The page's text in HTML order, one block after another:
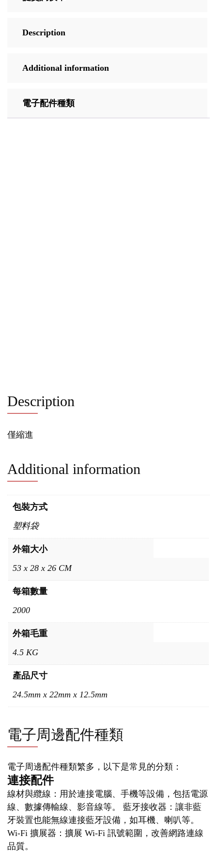
Description
Additional information
電子配件種類
Description
僅縮進
Additional information
包裝方式
塑料袋
外箱大小
53 x 28 x 26 CM
每箱數量
2000
外箱毛重
4.5 KG
產品尺寸
24.5mm x 22mm x 12.5mm
電子周邊配件種類
電子周邊配件種類繁多，以下是常見的分類：
連接配件
線材與纜線：用於連接電腦、手機等設備，包括電源
線、數據傳輸線、影音線等。 藍牙接收器：讓非藍
牙裝置也能無線連接藍牙設備，如耳機、喇叭等。
Wi-Fi 擴展器：擴展 Wi-Fi 訊號範圍，改善網路連線
品質。